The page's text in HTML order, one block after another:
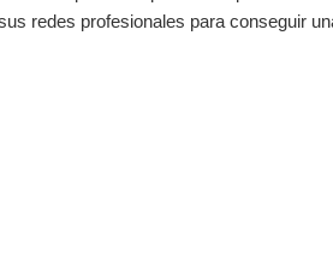
redes profesionales para conseguir